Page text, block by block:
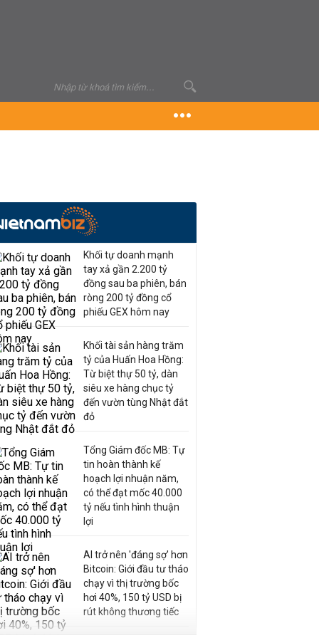
Khối tự doanh mạnh
tay xả gần 2.200 tỷ
đồng sau ba phiên, bán
ròng 200 tỷ đồng cổ
phiếu GEX hôm nay
Khối tài sản hàng trăm
tỷ của Huấn Hoa Hồng:
Từ biệt thự 50 tỷ, dàn
siêu xe hàng chục tỷ
đến vườn tùng Nhật đắt
đỏ
Tổng Giám đốc MB: Tự
tin hoàn thành kế
hoạch lợi nhuận năm,
có thể đạt mốc 40.000
tỷ nếu tình hình thuận
lợi
AI trở nên 'đáng sợ' hơn
Bitcoin: Giới đầu tư tháo
chạy vì thị trường bốc
hơi 40%, 150 tỷ USD bị
rút không thương tiếc